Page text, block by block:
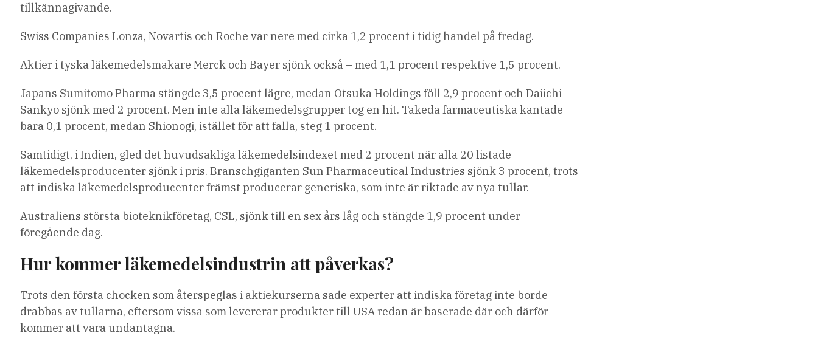
tillkännagivande.
Swiss Companies Lonza, Novartis och Roche var nere med cirka 1,2 procent i tidig handel på fredag.
Aktier i tyska läkemedelsmakare Merck och Bayer sjönk också – med 1,1 procent respektive 1,5 procent.
Japans Sumitomo Pharma stängde 3,5 procent lägre, medan Otsuka Holdings föll 2,9 procent och Daiichi
Sankyo sjönk med 2 procent. Men inte alla läkemedelsgrupper tog en hit. Takeda farmaceutiska kantade
bara 0,1 procent, medan Shionogi, istället för att falla, steg 1 procent.
Samtidigt, i Indien, gled det huvudsakliga läkemedelsindexet med 2 procent när alla 20 listade
läkemedelsproducenter sjönk i pris. Branschgiganten Sun Pharmaceutical Industries sjönk 3 procent, trots
att indiska läkemedelsproducenter främst producerar generiska, som inte är riktade av nya tullar.
Australiens största bioteknikföretag, CSL, sjönk till en sex års låg och stängde 1,9 procent under
föregående dag.
Hur kommer läkemedelsindustrin att påverkas?
Trots den första chocken som återspeglas i aktiekurserna sade experter att indiska företag inte borde
drabbas av tullarna, eftersom vissa som levererar produkter till USA redan är baserade där och därför
kommer att vara undantagna.